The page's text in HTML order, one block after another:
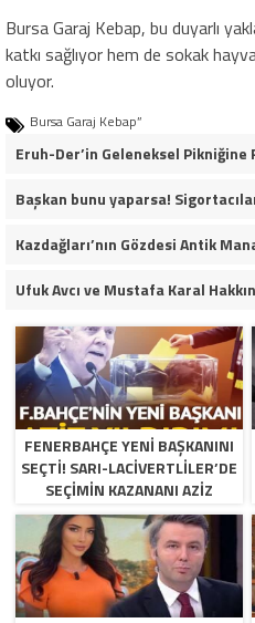
Bursa Garaj Kebap, bu duyarlı
katkı sağlıyor hem de sokak
oluyor.
Bursa Garaj Kebap”
Eruh-Der’in Geleneksel Pikniğine
Başkan bunu yaparsa!
FENERBAHÇE YENI BAŞKANINI
SEÇTI! SARI-LACIVERTLILER’DE
SEÇIMIN KAZANANI AZIZ
YILDIRIM OLDU